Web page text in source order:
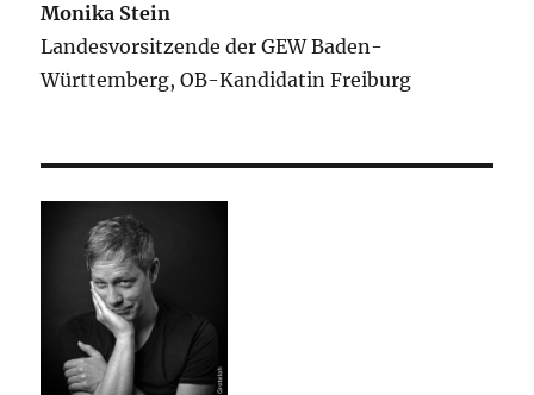
Monika Stein
Landesvorsitzende der GEW Baden-
Württemberg, OB-Kandidatin Freiburg